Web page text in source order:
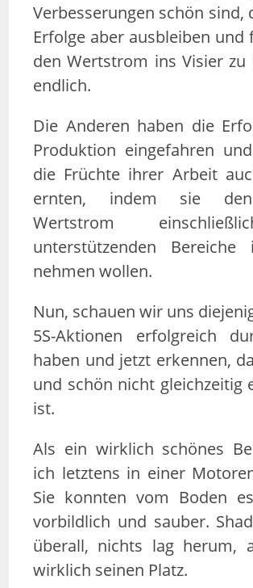
Verbesserungen schön sind,
Erfolge aber ausbleiben und
den Wertstrom ins Visier zu
endlich.
Die Anderen haben die
Produktion eingefahren
die Früchte ihrer Arbeit
ernten, indem sie
Wertstrom
unterstützenden Bereiche
nehmen wollen.
Nun, schauen wir uns
5S-Aktionen erfolgreich
haben und jetzt erkennen,
und schön nicht gleichzeitig
ist.
Als ein wirklich schönes
ich letztens in einer
Sie konnten vom Boden
vorbildlich und sauber.
überall, nichts lag herum,
wirklich seinen Platz.